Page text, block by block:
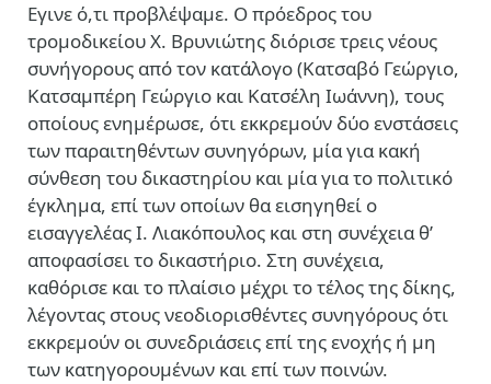
Εγινε ό,τι προβλέψαμε. Ο πρόεδρος του
τρομοδικείου Χ. Βρυνιώτης διόρισε τρεις νέους
συνήγορους από τον κατάλογο (Κατσαβό Γεώργιο,
Κατσαμπέρη Γεώργιο και Κατσέλη Ιωάννη), τους
οποίους ενημέρωσε, ότι εκκρεμούν δύο ενστάσεις
των παραιτηθέντων συνηγόρων, μία για κακή
σύνθεση του δικαστηρίου και μία για το πολιτικό
έγκλημα, επί των οποίων θα εισηγηθεί ο
εισαγγελέας Ι. Λιακόπουλος και στη συνέχεια θ’
αποφασίσει το δικαστήριο. Στη συνέχεια,
καθόρισε και το πλαίσιο μέχρι το τέλος της δίκης,
λέγοντας στους νεοδιορισθέντες συνηγόρους ότι
εκκρεμούν οι συνεδριάσεις επί της ενοχής ή μη
των κατηγορουμένων και επί των ποινών.